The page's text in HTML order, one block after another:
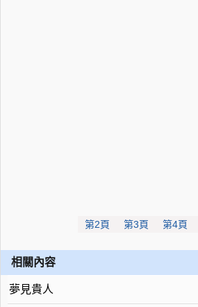
第2頁 第3頁 第4頁
相關內容
夢見貴人